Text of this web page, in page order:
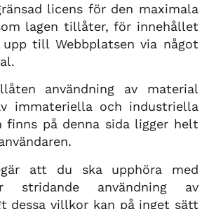
licens för den maximala
lagen tillåter, för innehållet
till Webbplatsen via något
användning av material
immateriella och industriella
finns på denna sida ligger helt
att du ska upphöra med
stridande användning av
dessa villkor kan på inget sätt